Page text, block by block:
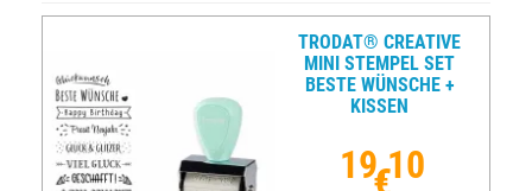
AUFST.
TRODAT® CREATIVE
MINI STEMPEL SET
BESTE WÜNSCHE +
KISSEN
19,10